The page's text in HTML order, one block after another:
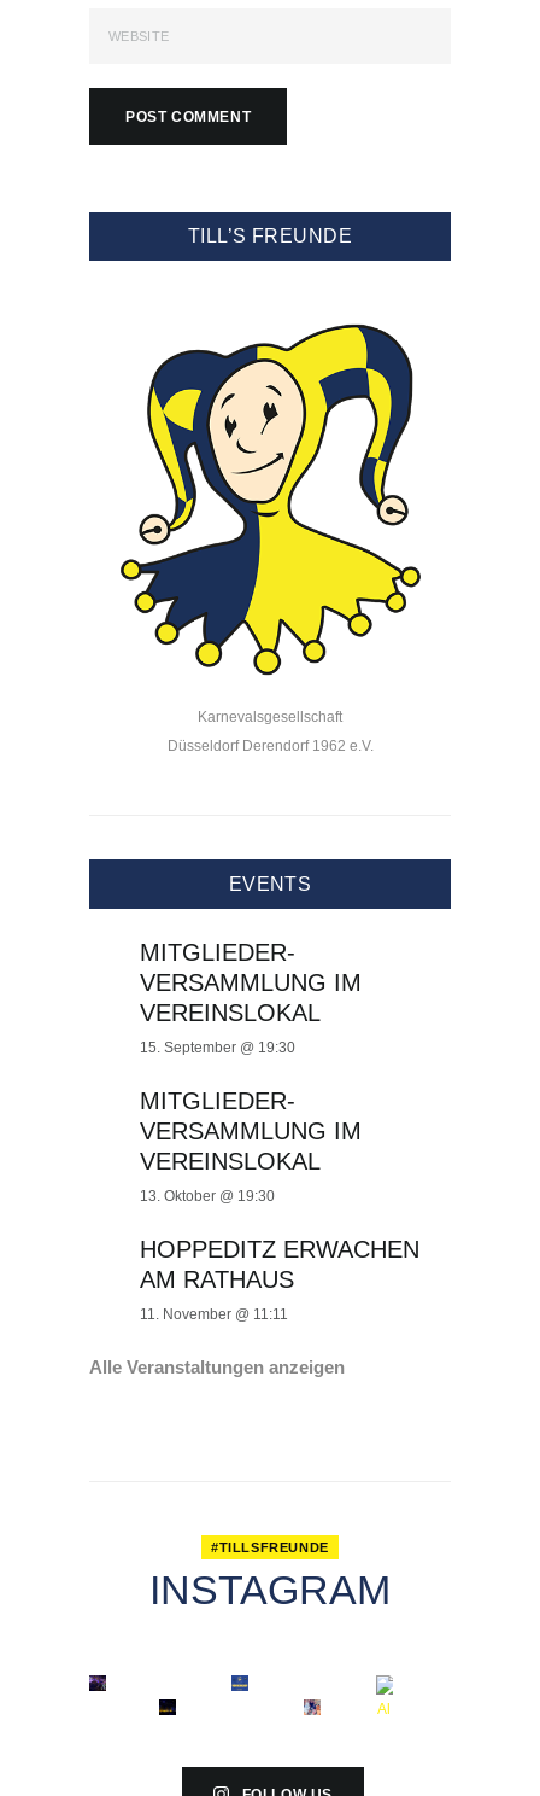
TILL’S FREUNDE
Karnevalsgesellschaft
Düsseldorf Derendorf 1962 e.V.
EVENTS
MITGLIEDER-
VERSAMMLUNG IM
VEREINSLOKAL
15. September @ 19:30
MITGLIEDER-
VERSAMMLUNG IM
VEREINSLOKAL
13. Oktober @ 19:30
HOPPEDITZ ERWACHEN
AM RATHAUS
11. November @ 11:11
Alle Veranstaltungen anzeigen
#TILLSFREUNDE
INSTAGRAM